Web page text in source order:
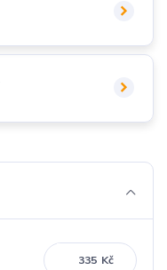
Kč